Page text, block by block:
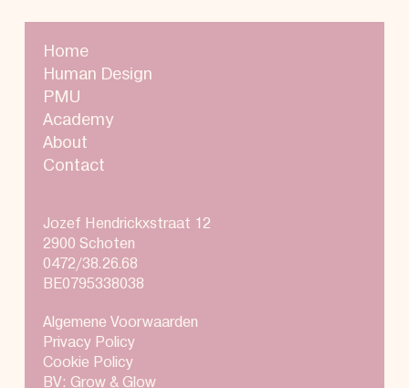
Home
Human Design
PMU
Academy
About
Contact
Jozef Hendrickxstraat 12
2900 Schoten
0472/38.26.68
BE0795338038
Algemene Voorwaarden
Privacy Policy
Cookie Policy
BV: Grow & Glow